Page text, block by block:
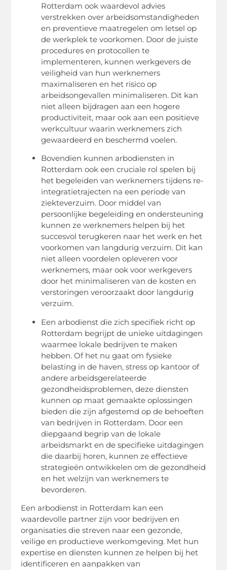
Rotterdam ook waardevol advies
verstrekken over arbeidsomstandigheden
en preventieve maatregelen om letsel op
de werkplek te voorkomen. Door de juiste
procedures en protocollen te
implementeren, kunnen werkgevers de
veiligheid van hun werknemers
maximaliseren en het risico op
arbeidsongevallen minimaliseren. Dit kan
niet alleen bijdragen aan een hogere
productiviteit, maar ook aan een positieve
werkcultuur waarin werknemers zich
gewaardeerd en beschermd voelen.
Bovendien kunnen arbodiensten in
Rotterdam ook een cruciale rol spelen bij
het begeleiden van werknemers tijdens re-
integratietrajecten na een periode van
ziekteverzuim. Door middel van
persoonlijke begeleiding en ondersteuning
kunnen ze werknemers helpen bij het
succesvol terugkeren naar het werk en het
voorkomen van langdurig verzuim. Dit kan
niet alleen voordelen opleveren voor
werknemers, maar ook voor werkgevers
door het minimaliseren van de kosten en
verstoringen veroorzaakt door langdurig
verzuim.
Een arbodienst die zich specifiek richt op
Rotterdam begrijpt de unieke uitdagingen
waarmee lokale bedrijven te maken
hebben. Of het nu gaat om fysieke
belasting in de haven, stress op kantoor of
andere arbeidsgerelateerde
gezondheidsproblemen, deze diensten
kunnen op maat gemaakte oplossingen
bieden die zijn afgestemd op de behoeften
van bedrijven in Rotterdam. Door een
diepgaand begrip van de lokale
arbeidsmarkt en de specifieke uitdagingen
die daarbij horen, kunnen ze effectieve
strategieën ontwikkelen om de gezondheid
en het welzijn van werknemers te
bevorderen.
Een arbodienst in Rotterdam kan een
waardevolle partner zijn voor bedrijven en
organisaties die streven naar een gezonde,
veilige en productieve werkomgeving. Met hun
expertise en diensten kunnen ze helpen bij het
identificeren en aanpakken van